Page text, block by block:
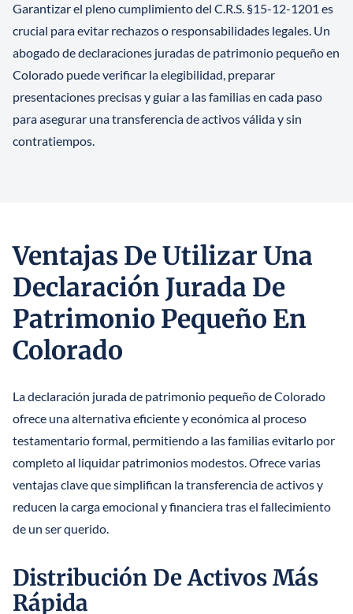
Garantizar el pleno cumplimiento del C.R.S. §15-12-1201 es
crucial para evitar rechazos o responsabilidades legales. Un
abogado de declaraciones juradas de patrimonio pequeño en
Colorado puede verificar la elegibilidad, preparar
presentaciones precisas y guiar a las familias en cada paso
para asegurar una transferencia de activos válida y sin
contratiempos.
Ventajas De Utilizar Una
Declaración Jurada De
Patrimonio Pequeño En
Colorado
La declaración jurada de patrimonio pequeño de Colorado
ofrece una alternativa eficiente y económica al proceso
testamentario formal, permitiendo a las familias evitarlo por
completo al liquidar patrimonios modestos. Ofrece varias
ventajas clave que simplifican la transferencia de activos y
reducen la carga emocional y financiera tras el fallecimiento
de un ser querido.
Distribución De Activos Más
Rápida